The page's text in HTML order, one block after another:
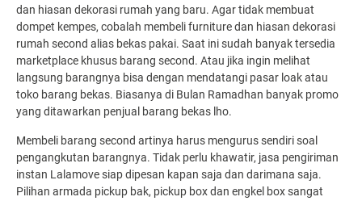
dan hiasan dekorasi rumah yang baru. Agar tidak membuat
dompet kempes, cobalah membeli furniture dan hiasan dekorasi
rumah second alias bekas pakai. Saat ini sudah banyak tersedia
marketplace khusus barang second. Atau jika ingin melihat
langsung barangnya bisa dengan mendatangi pasar loak atau
toko barang bekas. Biasanya di Bulan Ramadhan banyak promo
yang ditawarkan penjual barang bekas lho.
Membeli barang second artinya harus mengurus sendiri soal
pengangkutan barangnya. Tidak perlu khawatir, jasa pengiriman
instan Lalamove siap dipesan kapan saja dan darimana saja.
Pilihan armada pickup bak, pickup box dan engkel box sangat